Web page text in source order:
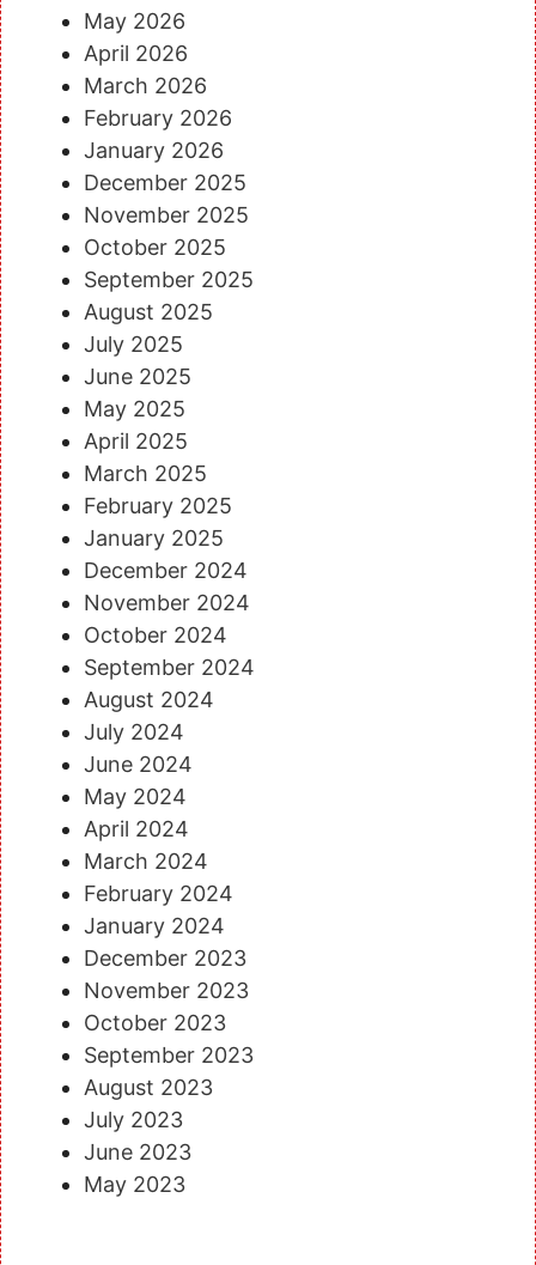
May 2026
April 2026
March 2026
February 2026
January 2026
December 2025
November 2025
October 2025
September 2025
August 2025
July 2025
June 2025
May 2025
April 2025
March 2025
February 2025
January 2025
December 2024
November 2024
October 2024
September 2024
August 2024
July 2024
June 2024
May 2024
April 2024
March 2024
February 2024
January 2024
December 2023
November 2023
October 2023
September 2023
August 2023
July 2023
June 2023
May 2023